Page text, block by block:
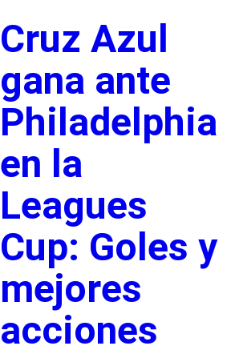
Cruz Azul
gana ante
Philadelphia
en la
Leagues
Cup: Goles y
mejores
acciones